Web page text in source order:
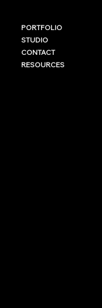
PORTFOLIO
STUDIO
CONTACT
RESOURCES